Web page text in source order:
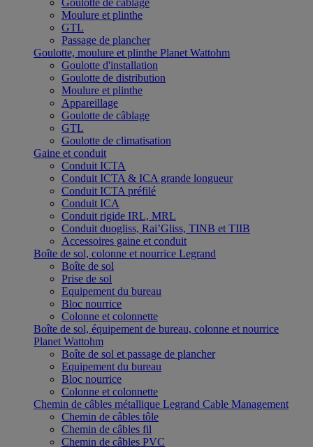
Goulotte de câblage
Moulure et plinthe
GTL
Passage de plancher
Goulotte, moulure et plinthe Planet Wattohm
Goulotte d'installation
Goulotte de distribution
Moulure et plinthe
Appareillage
Goulotte de câblage
GTL
Goulotte de climatisation
Gaine et conduit
Conduit ICTA
Conduit ICTA & ICA grande longueur
Conduit ICTA préfilé
Conduit ICA
Conduit rigide IRL, MRL
Conduit duogliss, Rai’Gliss, TINB et TIIB
Accessoires gaine et conduit
Boîte de sol, colonne et nourrice Legrand
Boîte de sol
Prise de sol
Equipement du bureau
Bloc nourrice
Colonne et colonnette
Boîte de sol, équipement de bureau, colonne et nourrice
Planet Wattohm
Boîte de sol et passage de plancher
Equipement du bureau
Bloc nourrice
Colonne et colonnette
Chemin de câbles métallique Legrand Cable Management
Chemin de câbles tôle
Chemin de câbles fil
Chemin de câbles PVC